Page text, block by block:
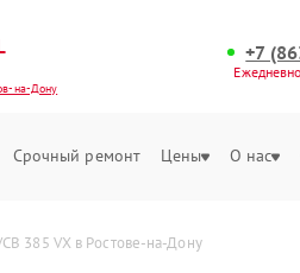
на-Дону
+7
Срочный ремонт Цены О нас
385 VX в Ростове-на-Дону